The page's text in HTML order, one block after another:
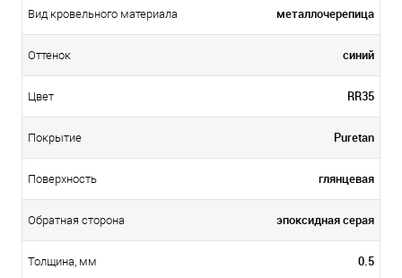
Вид кровельного материала металлочерепица
Оттенок синий
Цвет RR35
Покрытие Puretan
Поверхность глянцевая
Обратная сторона эпоксидная серая
Толщина, мм 0.5